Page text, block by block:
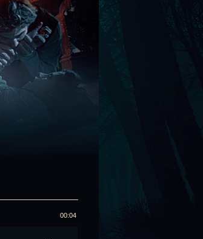
00:04